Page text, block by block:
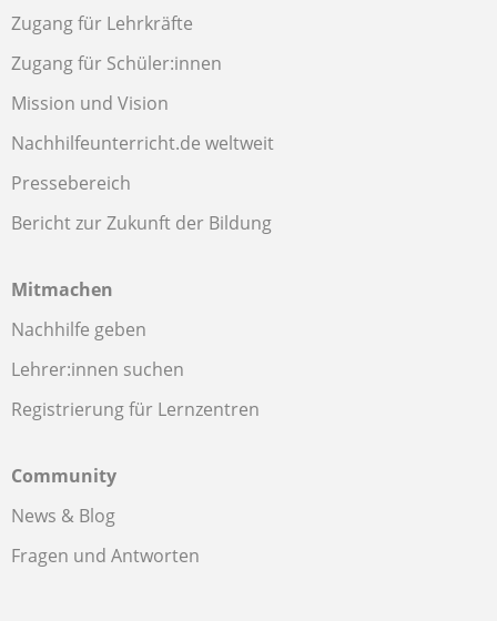
Zugang für Lehrkräfte
Zugang für Schüler:innen
Mission und Vision
Nachhilfeunterricht.de weltweit
Pressebereich
Bericht zur Zukunft der Bildung
Mitmachen
Nachhilfe geben
Lehrer:innen suchen
Registrierung für Lernzentren
Community
News & Blog
Fragen und Antworten